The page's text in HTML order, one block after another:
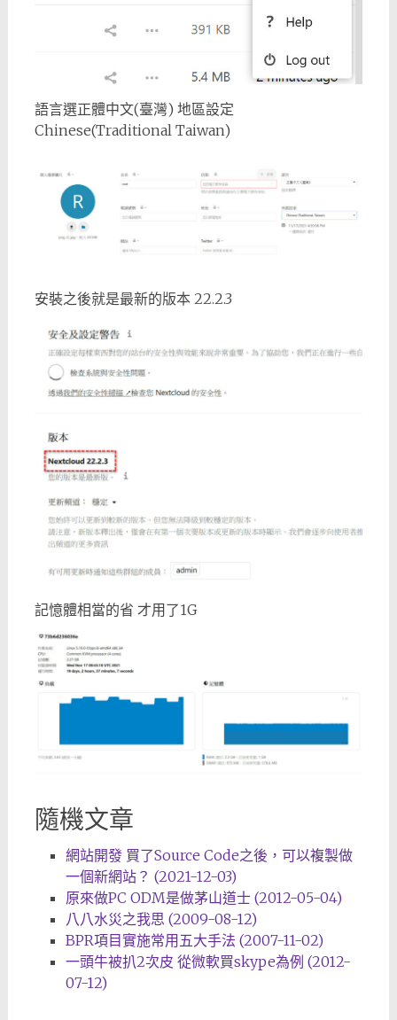
語言選正體中文(臺灣) 地區設定
Chinese(Traditional Taiwan)
安裝之後就是最新的版本 22.2.3
記憶體相當的省 才用了1G
隨機文章
網站開發 買了Source Code之後，可以複製做
一個新網站？ (2021-12-03)
原來做PC ODM是做茅山道士 (2012-05-04)
八八水災之我思 (2009-08-12)
BPR項目實施常用五大手法 (2007-11-02)
一頭牛被扒2次皮 從微軟買skype為例 (2012-
07-12)